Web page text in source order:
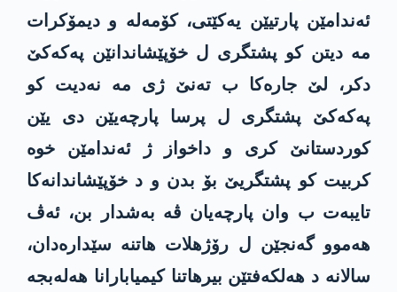
ئه‌ندامێن پارتیێن یه‌كێتی، كۆمه‌له‌ و دیمۆكرات
مه‌ دیتن كو پشتگری ل خۆ‌پێشاندانێن په‌كه‌كێ
دكر، لێ جاره‌كا‌ ب ته‌نێ ژی مه‌ نه‌دیت كو
په‌كه‌كێ پشتگری ل پرسا پارچه‌‌یێن دی یێن
كوردستانێ كری و داخواز ژ ئه‌ندامێن خوه‌
كربیت كو پشتگریێ بۆ بدن و د خۆپێشاندانه‌كا‌
تایبه‌ت ب وان پارچه‌‌یان ڤه‌ به‌شدار بن، ئه‌ڤ
هه‌موو گه‌نجێن ل رۆژهلات هاتنه‌ سێداره‌دان،
سالانه د هه‌لكه‌فتێن بیرهاتنا كیمیابارانا هه‌له‌بجه‌